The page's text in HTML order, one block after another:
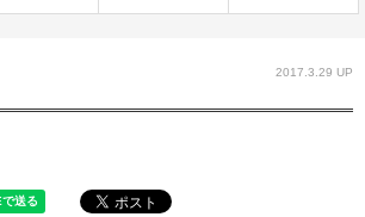
2017.3.29 UP